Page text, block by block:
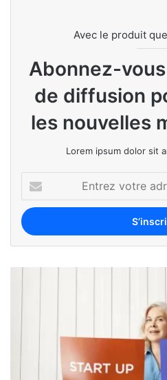
Avec le produit
Abonnez-
de diffusion
les nouvelles
Lorem ipsum dolor sit